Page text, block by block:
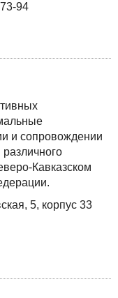
94
и сопровождении
Кавказском
5, корпус 33